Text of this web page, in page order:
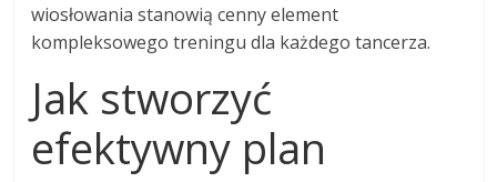
wiosłowania stanowią cenny element
kompleksowego treningu dla każdego tancerza.
Jak stworzyć
efektywny plan